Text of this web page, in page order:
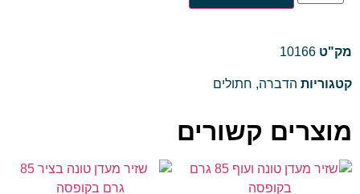
מק"ט 10166
קטגוריות הדברה, חתולים
מוצרים קשורים